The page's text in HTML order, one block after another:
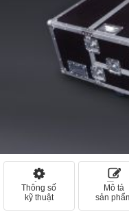
Thông số
kỹ thuật
Mô tả
sản